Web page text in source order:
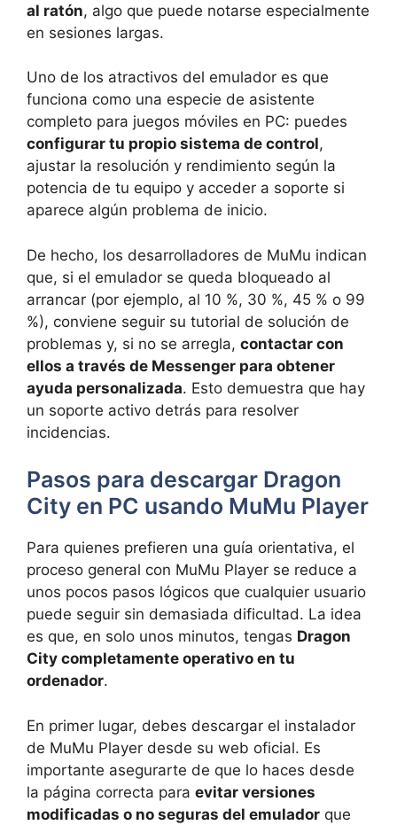
al ratón, algo que puede notarse especialmente
en sesiones largas.
Uno de los atractivos del emulador es que
funciona como una especie de asistente
completo para juegos móviles en PC: puedes
configurar tu propio sistema de control,
ajustar la resolución y rendimiento según la
potencia de tu equipo y acceder a soporte si
aparece algún problema de inicio.
De hecho, los desarrolladores de MuMu indican
que, si el emulador se queda bloqueado al
arrancar (por ejemplo, al 10 %, 30 %, 45 % o 99
%), conviene seguir su tutorial de solución de
problemas y, si no se arregla, contactar con
ellos a través de Messenger para obtener
ayuda personalizada. Esto demuestra que hay
un soporte activo detrás para resolver
incidencias.
Pasos para descargar Dragon
City en PC usando MuMu Player
Para quienes prefieren una guía orientativa, el
proceso general con MuMu Player se reduce a
unos pocos pasos lógicos que cualquier usuario
puede seguir sin demasiada dificultad. La idea
es que, en solo unos minutos, tengas Dragon
City completamente operativo en tu
ordenador.
En primer lugar, debes descargar el instalador
de MuMu Player desde su web oficial. Es
importante asegurarte de que lo haces desde
la página correcta para evitar versiones
modificadas o no seguras del emulador que